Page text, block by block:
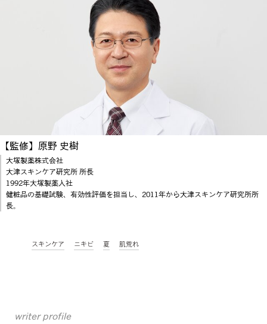
【監修】原野 史樹
大塚製薬株式会社
大津スキンケア研究所 所長
1992年大塚製薬入社
健粧品の基礎試験、有効性評価を担当し、2011年から大津スキンケア研究所所
長。
スキンケア ニキビ 夏 肌荒れ
writer profile